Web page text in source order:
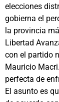
elecciones
gobierna el
la provincia
Libertad
con el partido
Mauricio
perfecta de
El asunto es